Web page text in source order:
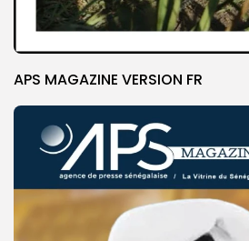
APS MAGAZINE VERSION FR